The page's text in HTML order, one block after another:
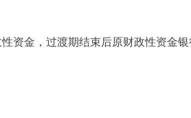
金，过渡期结束后原财政性资金银